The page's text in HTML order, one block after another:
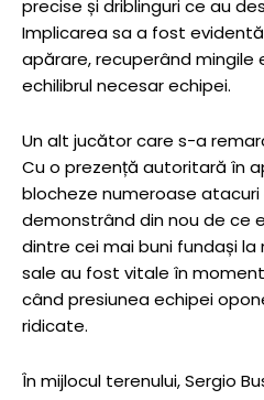
precise și driblinguri ce au
Implicarea sa a fost
apărare, recuperând mingile
echilibrul necesar echipei.
Un alt jucător care s-a
Cu o prezență autoritară în
blocheze numeroase atacuri
demonstrând din nou de ce
dintre cei mai buni fundași la
sale au fost vitale în
când presiunea echipei
ridicate.
În mijlocul terenului, Sergio